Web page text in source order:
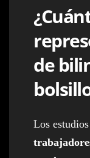
de
Los